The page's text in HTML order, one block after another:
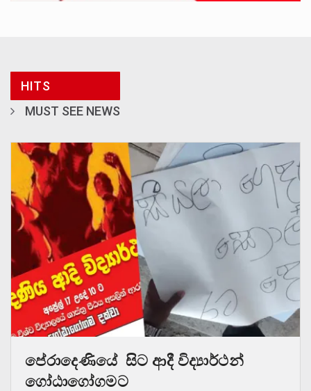
HITS
MUST SEE NEWS
පේරාදෙණියේ සිට ආදී විද්‍යාර්ථන්
ගෝඨාගෝගමට